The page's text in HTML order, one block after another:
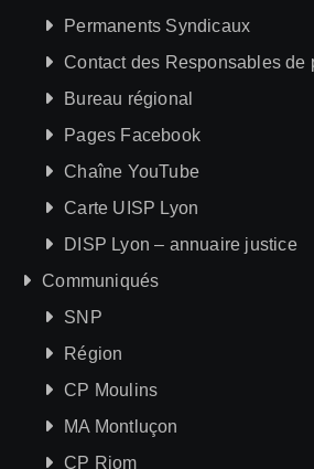
Permanents Syndicaux
Contact des Responsables de
Bureau régional
Pages Facebook
Chaîne YouTube
Carte UISP Lyon
DISP Lyon – annuaire justice
Communiqués
SNP
Région
CP Moulins
MA Montluçon
CP Riom